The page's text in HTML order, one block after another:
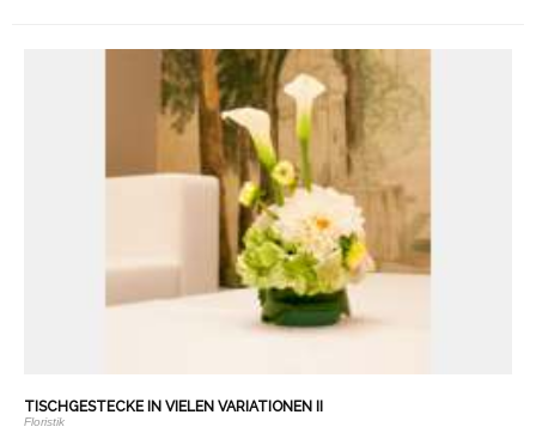
TISCHGESTECKE IN VIELEN VARIATIONEN II
Floristik